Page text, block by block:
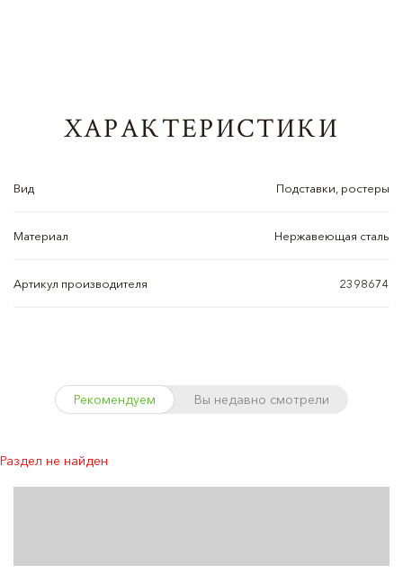
ХАРАКТЕРИСТИКИ
Вид Подставки, ростеры
Материал Нержавеющая сталь
Артикул производителя 2398674
Рекомендуем Вы недавно смотрели
Раздел не найден